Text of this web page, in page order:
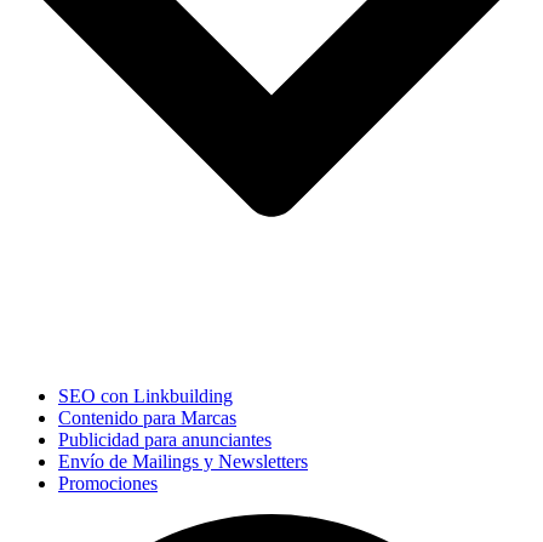
SEO con Linkbuilding
Contenido para Marcas
Publicidad para anunciantes
Envío de Mailings y Newsletters
Promociones